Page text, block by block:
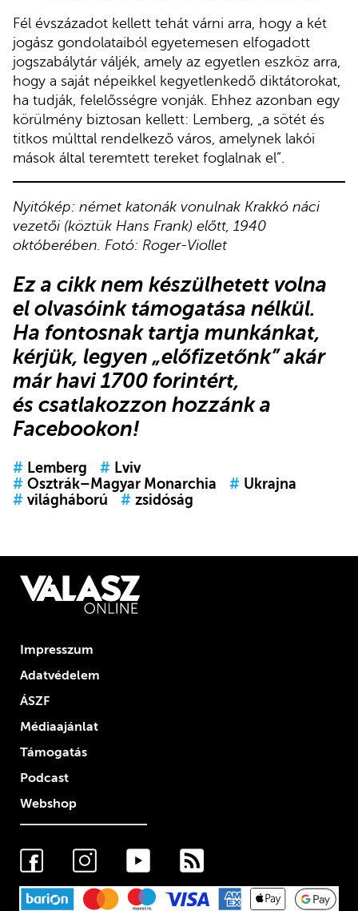
Fél évszázadot kellett tehát várni arra, hogy a két
jogász gondolataiból egyetemesen elfogadott
jogszabálytár váljék, amely az egyetlen eszköz arra,
hogy a saját népeikkel kegyetlenkedő diktátorokat,
ha tudják, felelősségre vonják. Ehhez azonban egy
körülmény biztosan kellett: Lemberg, „a sötét és
titkos múlttal rendelkező város, amelynek lakói
mások által teremtett tereket foglalnak el”.
Nyitókép: német katonák vonulnak Krakkó náci
vezetői (köztük Hans Frank) előtt, 1940
októberében. Fotó: Roger-Viollet
Ez a cikk nem készülhetett volna
el olvasóink támogatása nélkül.
Ha fontosnak tartja munkánkat,
kérjük, legyen „előfizetőnk”akár
már havi 1700 forintért,
és csatlakozzon hozzánk a
Facebookon!
# Lemberg # Lviv
# Osztrák–Magyar Monarchia # Ukrajna
# világháború # zsidóság
Impresszum
Adatvédelem
ÁSZF
Médiaajánlat
Támogatás
Podcast
Webshop